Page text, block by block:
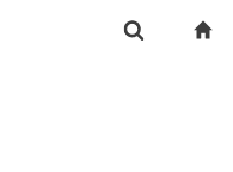
Springe direkt zu: Inhalt
Springe direkt zu: Suche
Springe direkt zu: